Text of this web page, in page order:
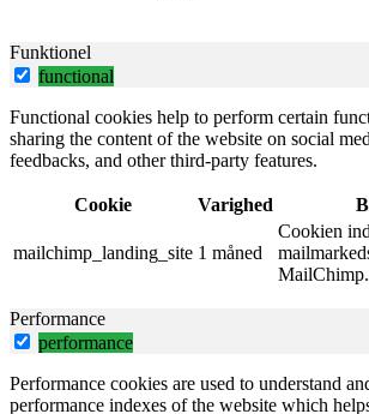
Funktionel
functional
Functional cookies help to perform certain
sharing the content of the website on social
feedbacks, and other third-party features.
Cookie Varighed
mailchimp_landing_site 1 måned
Cookien
MailChimp.
Performance
performance
Performance cookies are used to understand
performance indexes of the website which